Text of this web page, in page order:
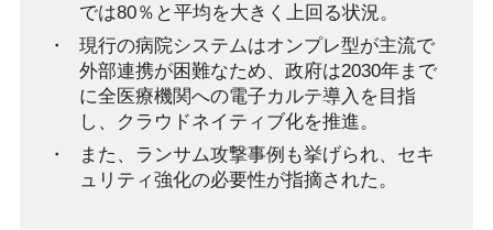
では80％と平均を大きく上回る状況。
現行の病院システムはオンプレ型が主流で
外部連携が困難なため、政府は2030年まで
に全医療機関への電子カルテ導入を目指
し、クラウドネイティブ化を推進。
また、ランサム攻撃事例も挙げられ、セキ
ュリティ強化の必要性が指摘された。